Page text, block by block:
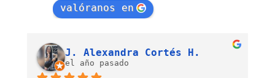
valóranos en
J. Alexandra Cortés H.
el año pasado